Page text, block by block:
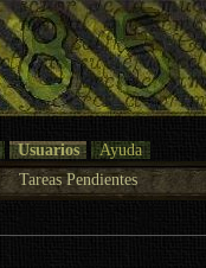
Usuarios
Ayuda
Tareas Pendientes